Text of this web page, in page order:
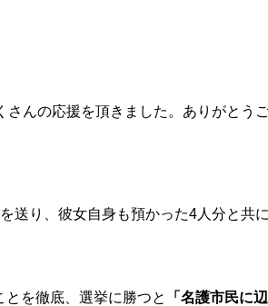
んの応援を頂きました。ありがとう
り、彼女自身も預かった4人分と共
を徹底、選挙に勝つと 「名護市民に